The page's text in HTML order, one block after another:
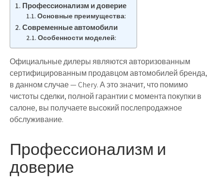
Профессионализм и доверие
Основные преимущества:
Современные автомобили
Особенности моделей:
Официальные дилеры являются авторизованным
сертифицированным продавцом автомобилей бренда,
в данном случае — Chery. А это значит, что помимо
чистоты сделки, полной гарантии с момента покупки в
салоне, вы получаете высокий послепродажное
обслуживание.
Профессионализм и
доверие